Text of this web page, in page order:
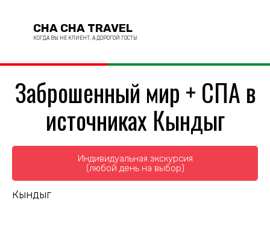
CHA CHA TRAVEL
КОГДА ВЫ НЕ КЛИЕНТ, А ДОРОГОЙ ГОСТЬ!
Заброшенный мир + СПА в
источниках Кындыг
Индивидуальная экскурсия
(любой день на выбор)